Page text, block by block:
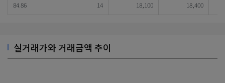
84.86 14 18,100 18,400
실거래가와 거래금액 추이